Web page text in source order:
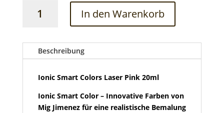
Smart
Menge
In den Warenkorb
Beschreibung
Ionic Smart Colors Laser Pink 20ml
Ionic Smart Color – Innovative Farben von
Mig Jimenez für eine realistische Bemalung